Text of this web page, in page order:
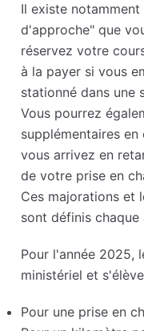
Il existe
d'approche" que
réservez votre
à la payer si vous
stationné dans une
Vous pourrez
supplémentaires
vous arrivez en
de votre prise en
Ces majorations et
sont définis chaque
Pour l'année 2025,
ministériel et
Pour une prise en